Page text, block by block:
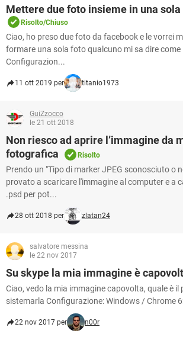
Mettere due foto insieme in una
Risolto/Chiuso
Ciao, ho preso due foto da facebook e le vorrei
formare una sola foto qualcuno mi sa dire come
Configurazion...
11 ott 2019 per titanio1973
GuiZzocco
le 21 ott 2018
Non riesco ad aprire l’immagine da
fotografica
Risolto
Prendo un "Tipo di marker JPEG sconosciuto o
provato a scaricare l'immagine al computer e a
.psd per pot...
28 ott 2018 per zlatan24
salvatore messina
le 22 nov 2017
Su skype la mia immagine è
Ciao, vedo la mia immagine capovolta, quale è il
sistemarla Configurazione: Windows / Chrome
22 nov 2017 per n00r